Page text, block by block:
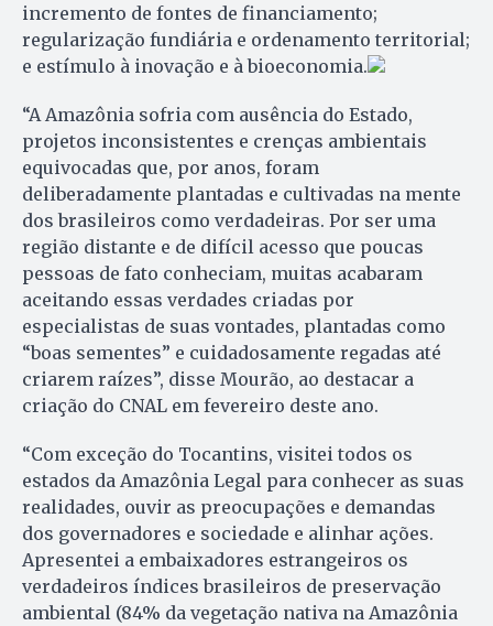
incremento de fontes de financiamento;
regularização fundiária e ordenamento territorial;
e estímulo à inovação e à bioeconomia.
“A Amazônia sofria com ausência do Estado,
projetos inconsistentes e crenças ambientais
equivocadas que, por anos, foram
deliberadamente plantadas e cultivadas na mente
dos brasileiros como verdadeiras. Por ser uma
região distante e de difícil acesso que poucas
pessoas de fato conheciam, muitas acabaram
aceitando essas verdades criadas por
especialistas de suas vontades, plantadas como
“boas sementes” e cuidadosamente regadas até
criarem raízes”, disse Mourão, ao destacar a
criação do CNAL em fevereiro deste ano.
“Com exceção do Tocantins, visitei todos os
estados da Amazônia Legal para conhecer as suas
realidades, ouvir as preocupações e demandas
dos governadores e sociedade e alinhar ações.
Apresentei a embaixadores estrangeiros os
verdadeiros índices brasileiros de preservação
ambiental (84% da vegetação nativa na Amazônia